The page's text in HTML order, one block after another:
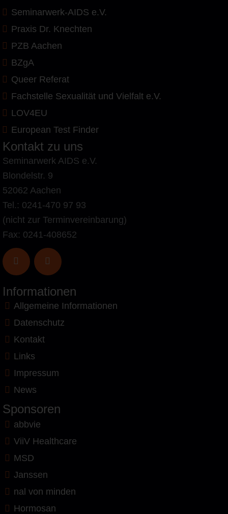
Seminarwerk-AIDS e.V.
Praxis Dr. Knechten
PZB Aachen
BZgA
Queer Referat
Fachstelle Sexualität und Vielfalt e.V.
LOV4EU
European Test Finder
Kontakt zu uns
Seminarwerk AIDS e.V.
Blondelstr. 9
52062 Aachen
Tel.: 0241-470 97 93
(nicht zur Terminvereinbarung)
Fax: 0241-408652
Informationen
Allgemeine Informationen
Datenschutz
Kontakt
Links
Impressum
News
Sponsoren
abbvie
ViiV Healthcare
MSD
Janssen
nal von minden
Hormosan